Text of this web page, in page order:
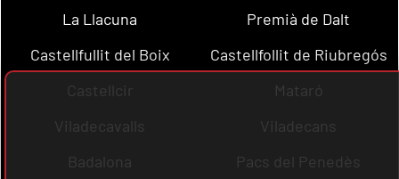
La Llacuna
Premià de Dalt
Castellfullit del Boix
Castellfollit de Riubregós
Castellcir
Mataró
Viladecavalls
Viladecans
Badalona
Pacs del Penedès